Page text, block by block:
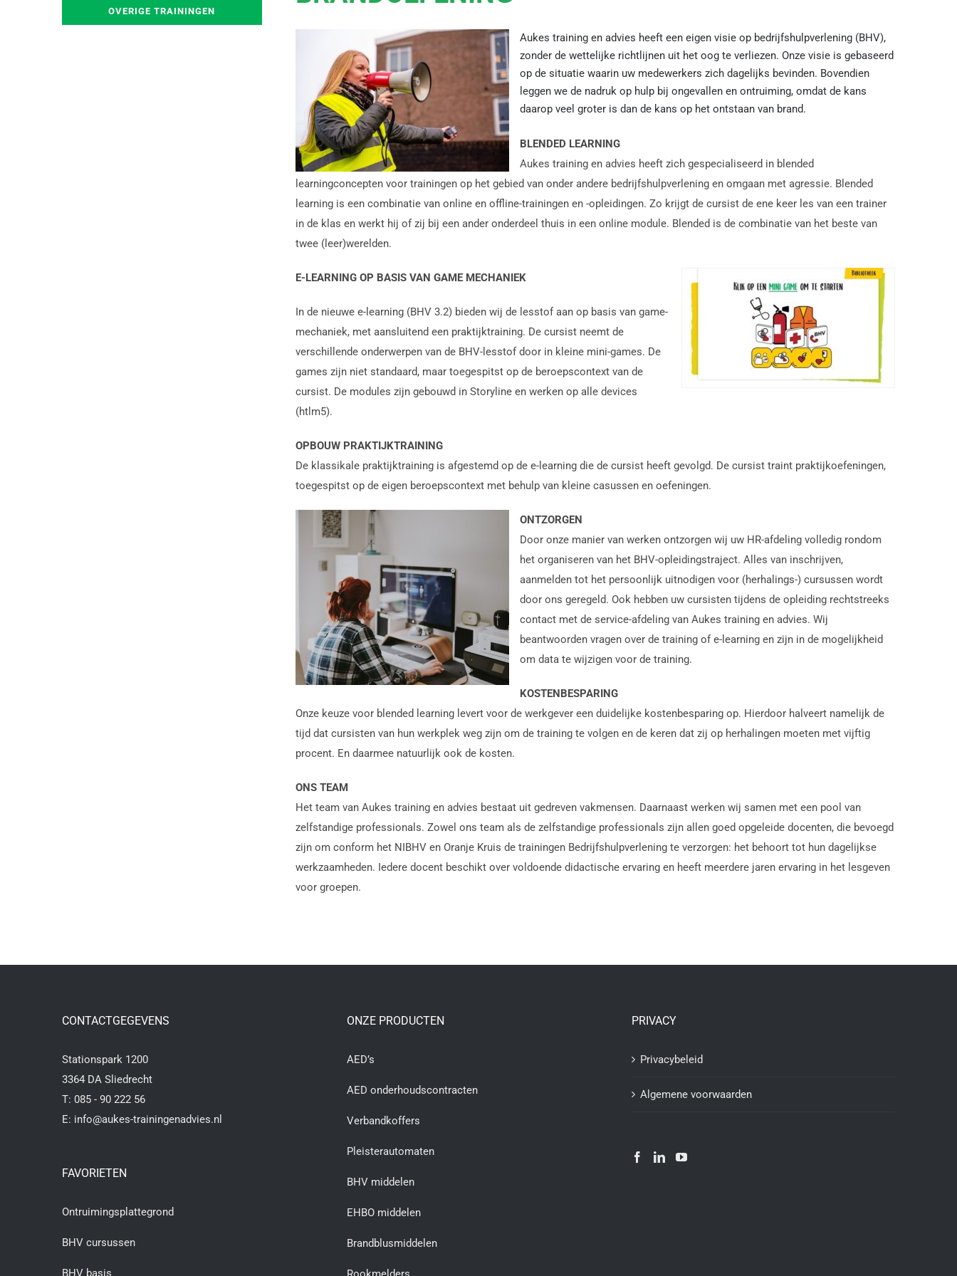
OVERIGE TRAININGEN
Aukes training en advies heeft een eigen visie op bedrijfshulpverlening (BHV),
zonder de wettelijke richtlijnen uit het oog te verliezen. Onze visie is gebaseerd
op de situatie waarin uw medewerkers zich dagelijks bevinden. Bovendien
leggen we de nadruk op hulp bij ongevallen en ontruiming, omdat de kans
daarop veel groter is dan de kans op het ontstaan van brand.
BLENDED LEARNING
Aukes training en advies heeft zich gespecialiseerd in blended
learningconcepten voor trainingen op het gebied van onder andere bedrijfshulpverlening en omgaan met agressie. Blended
learning is een combinatie van online en offline-trainingen en -opleidingen. Zo krijgt de cursist de ene keer les van een trainer
in de klas en werkt hij of zij bij een ander onderdeel thuis in een online module. Blended is de combinatie van het beste van
twee (leer)werelden.
E-LEARNING OP BASIS VAN GAME MECHANIEK
In de nieuwe e-learning (BHV 3.2) bieden wij de lesstof aan op basis van game-
mechaniek, met aansluitend een praktijktraining. De cursist neemt de
verschillende onderwerpen van de BHV-lesstof door in kleine mini-games. De
games zijn niet standaard, maar toegespitst op de beroepscontext van de
cursist. De modules zijn gebouwd in Storyline en werken op alle devices
(htlm5).
OPBOUW PRAKTIJKTRAINING
De klassikale praktijktraining is afgestemd op de e-learning die de cursist heeft gevolgd. De cursist traint praktijkoefeningen,
toegespitst op de eigen beroepscontext met behulp van kleine casussen en oefeningen.
ONTZORGEN
Door onze manier van werken ontzorgen wij uw HR-afdeling volledig rondom
het organiseren van het BHV-opleidingstraject. Alles van inschrijven,
aanmelden tot het persoonlijk uitnodigen voor (herhalings-) cursussen wordt
door ons geregeld. Ook hebben uw cursisten tijdens de opleiding rechtstreeks
contact met de service-afdeling van Aukes training en advies. Wij
beantwoorden vragen over de training of e-learning en zijn in de mogelijkheid
om data te wijzigen voor de training.
KOSTENBESPARING
Onze keuze voor blended learning levert voor de werkgever een duidelijke kostenbesparing op. Hierdoor halveert namelijk de
tijd dat cursisten van hun werkplek weg zijn om de training te volgen en de keren dat zij op herhalingen moeten met vijftig
procent. En daarmee natuurlijk ook de kosten.
ONS TEAM
Het team van Aukes training en advies bestaat uit gedreven vakmensen. Daarnaast werken wij samen met een pool van
zelfstandige professionals. Zowel ons team als de zelfstandige professionals zijn allen goed opgeleide docenten, die bevoegd
zijn om conform het NIBHV en Oranje Kruis de trainingen Bedrijfshulpverlening te verzorgen: het behoort tot hun dagelijkse
werkzaamheden. Iedere docent beschikt over voldoende didactische ervaring en heeft meerdere jaren ervaring in het lesgeven
voor groepen.
CONTACTGEGEVENS
Stationspark 1200
3364 DA Sliedrecht
T: 085 - 90 222 56
E: info@aukes-trainingenadvies.nl
FAVORIETEN
Ontruimingsplattegrond
BHV cursussen
BHV basis
ONZE PRODUCTEN
AED’s
AED onderhoudscontracten
Verbandkoffers
Pleisterautomaten
BHV middelen
EHBO middelen
Brandblusmiddelen
PRIVACY
Privacybeleid
Algemene voorwaarden